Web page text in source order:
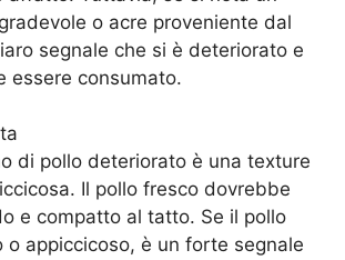
o acre proveniente dal
segnale che si è deteriorato e
essere consumato.
di pollo deteriorato è una texture
Il pollo fresco dovrebbe
e compatto al tatto. Se il pollo
o appiccicoso, è un forte segnale